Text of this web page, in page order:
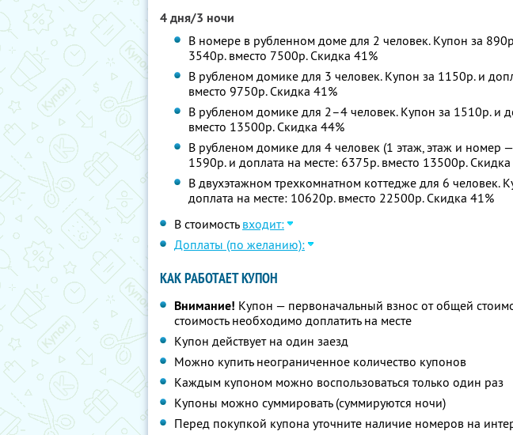
4 дня/3 ночи
В номере в рубленном доме для 2 человек. Купон за
3540р. вместо 7500р. Скидка 41%
В рубленом домике для 3 человек. Купон за 1150р. и
вместо 9750р. Скидка 41%
В рубленом домике для 2–4 человек. Купон за 1510р. и
вместо 13500р. Скидка 44%
В рубленом домике для 4 человек (1 этаж, этаж и номер
1590р. и доплата на месте: 6375р. вместо 13500р.
В двухэтажном трехкомнатном коттедже для 6 человек.
доплата на месте: 10620р. вместо 22500р. Скидка 41%
В стоимость входит:
Доплаты (по желанию):
КАК РАБОТАЕТ КУПОН
Внимание! Купон — первоначальный взнос от общей
стоимость необходимо доплатить на месте
Купон действует на один заезд
Можно купить неограниченное количество купонов
Каждым купоном можно воспользоваться только один раз
Купоны можно суммировать (суммируются ночи)
Перед покупкой купона уточните наличие номеров на